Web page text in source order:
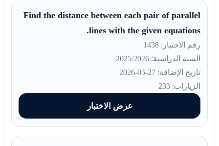
Find the distance between each pair of parallel
lines with the given equations.
رقم الاختبار: 1438
السنة الدراسية: 2025/2026
تاريخ الإضافة: 27-05-2026
الزيارات: 233
عرض الاختبار